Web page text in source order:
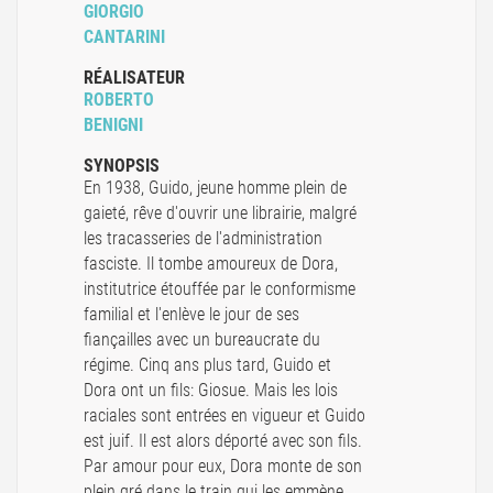
GIORGIO
CANTARINI
RÉALISATEUR
ROBERTO
BENIGNI
SYNOPSIS
En 1938, Guido, jeune homme plein de
gaieté, rêve d'ouvrir une librairie, malgré
les tracasseries de l'administration
fasciste. Il tombe amoureux de Dora,
institutrice étouffée par le conformisme
familial et l'enlève le jour de ses
fiançailles avec un bureaucrate du
régime. Cinq ans plus tard, Guido et
Dora ont un fils: Giosue. Mais les lois
raciales sont entrées en vigueur et Guido
est juif. Il est alors déporté avec son fils.
Par amour pour eux, Dora monte de son